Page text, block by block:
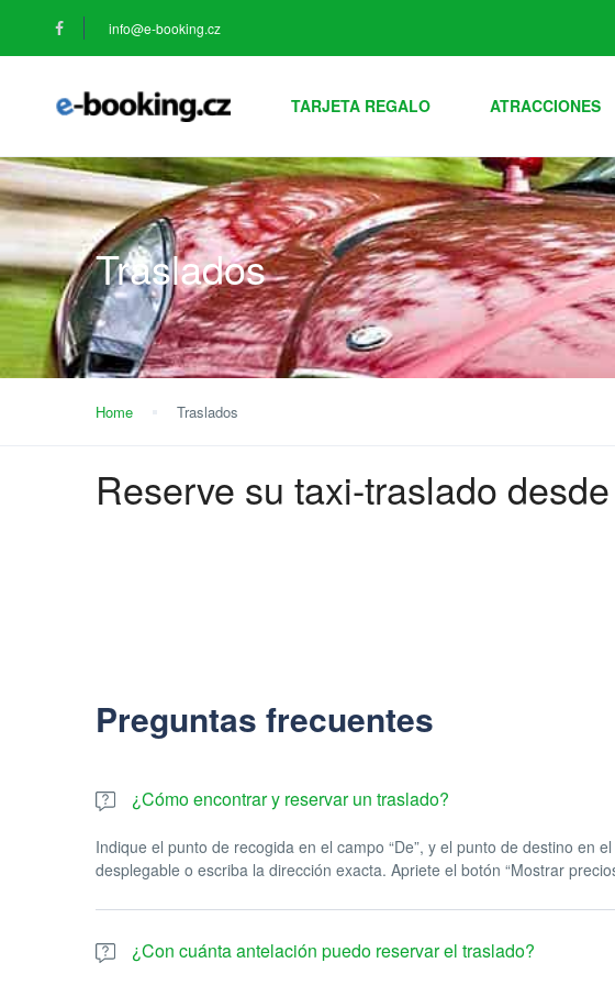
info@e-booking.cz
TARJETA REGALO ATRACCIONES
Traslados
Home Traslados
Reserve su taxi-traslado
Preguntas frecuentes
¿Cómo encontrar y reservar un traslado?
Indique el punto de recogida en el campo “De”, y el punto de destino en
desplegable o escriba la dirección exacta. Apriete el botón “Mostrar
¿Con cuánta antelación puedo reservar el traslado?